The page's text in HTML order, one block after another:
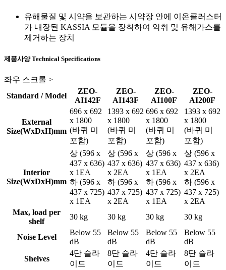
유해물질 및 시약을 보관하는 시약장 안에 이온클러스터
가 내장된 KASSIA 모듈을 장착하여 악취 및 유해가스를
제거하는 장치
제품사양 Technical Specifications
좌우 스크롤 >
Standard / Model
ZEO-
AI142F
ZEO-
AI143F
ZEO-
AI100F
ZEO-
AI200F
External
Size(WxDxH)mm
696 x 692
x 1800
(바퀴 미
포함)
1393 x 692
x 1800
(바퀴 미
포함)
696 x 692
x 1800
(바퀴 미
포함)
1393 x 692
x 1800
(바퀴 미
포함)
Interior
Size(WxDxH)mm
상 (596 x
437 x 636)
x 1EA
하 (596 x
437 x 725)
x 1EA
상 (596 x
437 x 636)
x 2EA
하 (596 x
437 x 725)
x 2EA
상 (596 x
437 x 636)
x 1EA
하 (596 x
437 x 725)
x 1EA
상 (596 x
437 x 636)
x 2EA
하 (596 x
437 x 725)
x 2EA
Max, load per
shelf
30 kg 30 kg 30 kg 30 kg
Noise Level
Below 55
dB
Below 55
dB
Below 55
dB
Below 55
dB
Shelves
4단 슬라
이드
8단 슬라
이드
4단 슬라
이드
8단 슬라
이드